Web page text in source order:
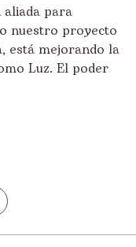
para
nuestro proyecto
está mejorando la
Luz. El poder